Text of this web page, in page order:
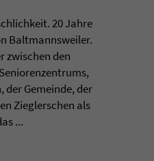
20 Jahre
Baltmannsweiler.
zwischen den
der Gemeinde, der
Zieglerschen als
...